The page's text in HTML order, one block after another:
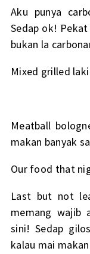
Aku punya
Sedap ok!
bukan la
Mixed grilled
Meatball
makan banyak
Our food that
Last but not
memang wajib
sini! Sedap
kalau mai